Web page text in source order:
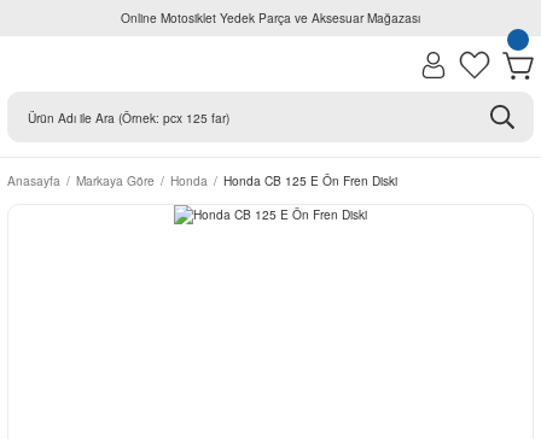
Online Motosiklet Yedek Parça ve Aksesuar Mağazası
Anasayfa Markaya Göre Honda Honda CB 125 E Ön Fren Diski